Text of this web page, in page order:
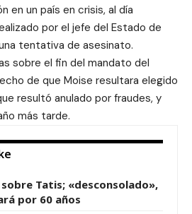
en un país en crisis, al día
por el jefe del Estado de
tentativa de asesinato.
sobre el fin del mandato del
de que Moise resultara elegido
resultó anulado por fraudes, y
más tarde.
Tatis; «desconsolado»,
por 60 años